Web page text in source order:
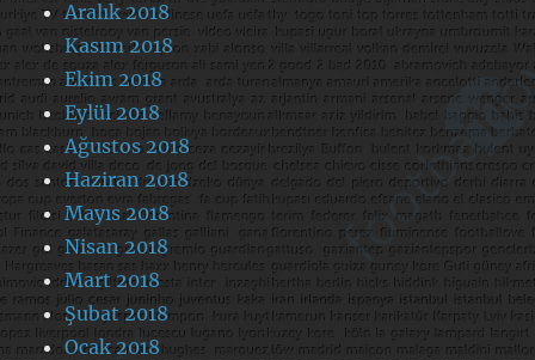
Aralık 2018
Kasım 2018
Ekim 2018
Eylül 2018
Ağustos 2018
Haziran 2018
Mayıs 2018
Nisan 2018
Mart 2018
Şubat 2018
Ocak 2018